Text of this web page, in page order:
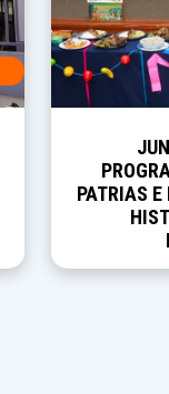
PATRIAS